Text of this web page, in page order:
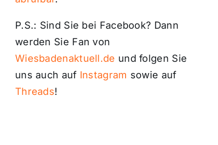
P.S.: Sind Sie bei Facebook? Dann
werden Sie Fan von
Wiesbadenaktuell.de und folgen Sie
uns auch auf Instagram sowie auf
Threads!